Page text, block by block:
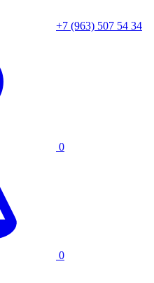
+7 (963) 507 54 34
0
0